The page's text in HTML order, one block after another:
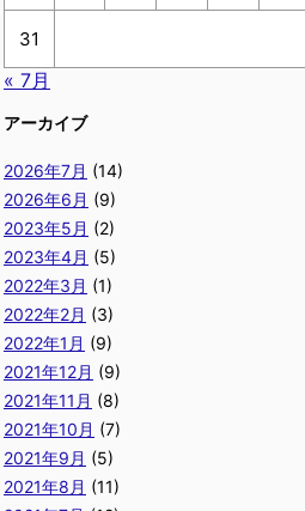
31
« 7月
アーカイブ
2026年7月 (14)
2026年6月 (9)
2023年5月 (2)
2023年4月 (5)
2022年3月 (1)
2022年2月 (3)
2022年1月 (9)
2021年12月 (9)
2021年11月 (8)
2021年10月 (7)
2021年9月 (5)
2021年8月 (11)